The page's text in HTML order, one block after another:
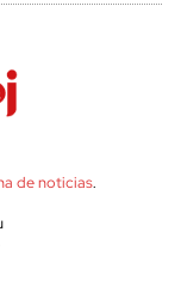
de noticias.